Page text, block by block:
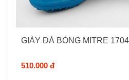
GIÀY ĐÁ BÓNG MITRE
510.000 đ